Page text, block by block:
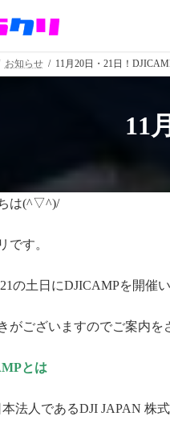
お知らせ 11月20日・21日！
11
は(^▽^)/
です。
の土日にDJICAMPを開催い
がございますのでご案内を
とは
法人であるDJI JAPAN 株